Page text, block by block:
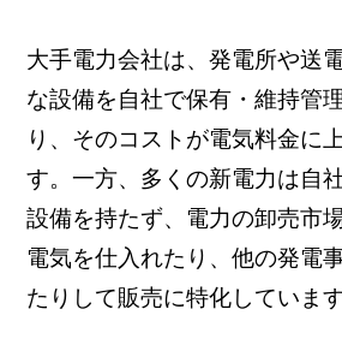
大手電力会社は、発電所や送
な設備を自社で保有・維持管
り、そのコストが電気料金に
す。一方、多くの新電力は自
設備を持たず、電力の卸売市
電気を仕入れたり、他の発電
たりして販売に特化しています